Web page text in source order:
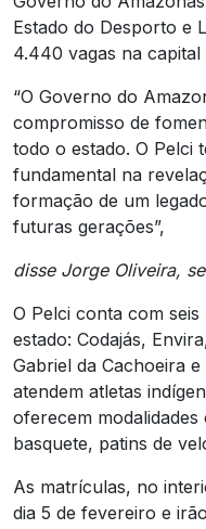
Estado do Desporto e
4.440 vagas na
“O Governo do
compromisso de
todo o estado. O Pelci
fundamental na
formação de um
futuras gerações”,
disse Jorge Oliveira,
O Pelci conta com
estado: Codajás,
Gabriel da Cachoeira
atendem atletas
oferecem
basquete, patins de
As matrículas, no
dia 5 de fevereiro e